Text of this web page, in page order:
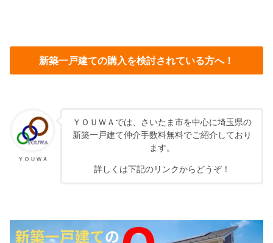
新築一戸建ての購入を検討されている方へ！
ＹＯＵＷＡ
ＹＯＵＷＡでは、さいたま市を中心に埼玉県の
新築一戸建て仲介手数料無料でご紹介しており
ます。
詳しくは下記のリンクからどうぞ！